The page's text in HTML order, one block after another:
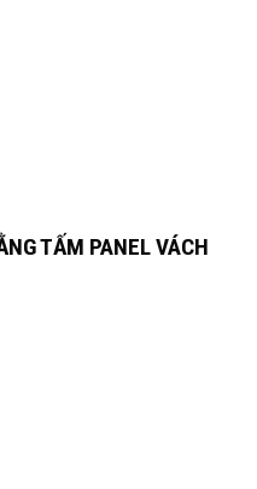
TẤM PANEL VÁCH